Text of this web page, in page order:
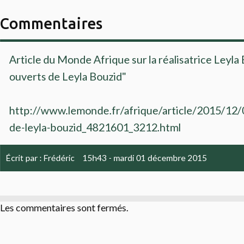
Commentaires
Article du Monde Afrique sur la réalisatrice Leyla
ouverts de Leyla Bouzid"
http://www.lemonde.fr/afrique/article/2015/12/
de-leyla-bouzid_4821601_3212.html
Écrit par : Frédéric 15h43 - mardi 01 décembre 2015
Les commentaires sont fermés.